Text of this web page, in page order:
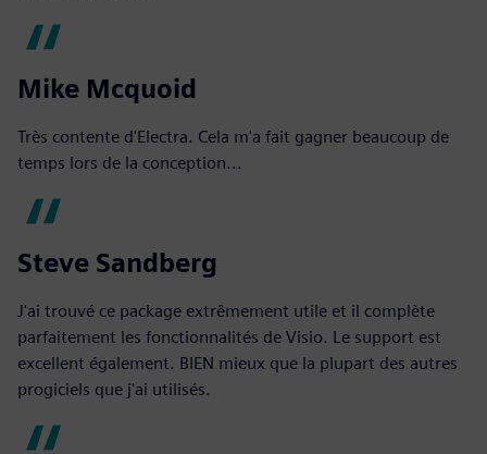
Mike Mcquoid
Très contente d'Electra. Cela m'a fait gagner beaucoup de
temps lors de la conception...
Steve Sandberg
J'ai trouvé ce package extrêmement utile et il complète
parfaitement les fonctionnalités de Visio. Le support est
excellent également. BIEN mieux que la plupart des autres
progiciels que j'ai utilisés.